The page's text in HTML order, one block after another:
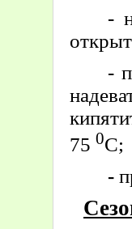
-
-
75 0С;
-